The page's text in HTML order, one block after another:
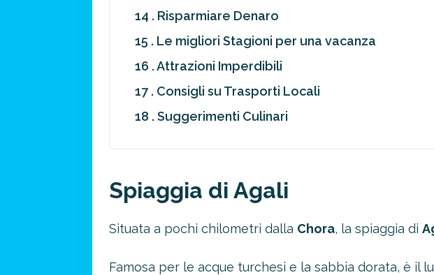
14 . Risparmiare Denaro
15 . Le migliori Stagioni per una vacanza
16 . Attrazioni Imperdibili
17 . Consigli su Trasporti Locali
18 . Suggerimenti Culinari
Spiaggia di Agali
Situata a pochi chilometri dalla Chora, la spiaggia di
Famosa per le acque turchesi e la sabbia dorata, è il